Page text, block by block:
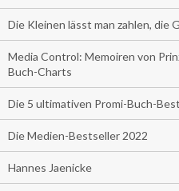
Die Kleinen lässt man zahlen, die
Media Control: Memoiren von
Buch-Charts
Die 5 ultimativen Promi-Buch-
Die Medien-Bestseller 2022
Hannes Jaenicke